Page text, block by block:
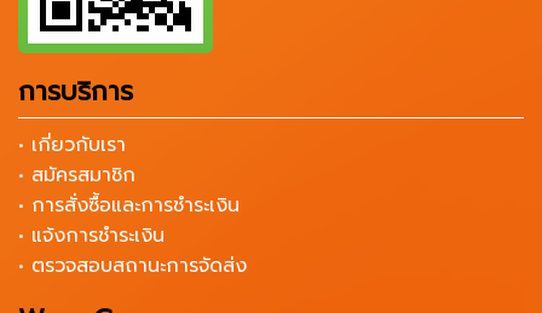
การบริการ
• เกี่ยวกับเรา
• สมัครสมาชิก
• การสั่งซื้อและการชำระเงิน
• แจ้งการชำระเงิน
• ตรวจสอบสถานะการจัดส่ง